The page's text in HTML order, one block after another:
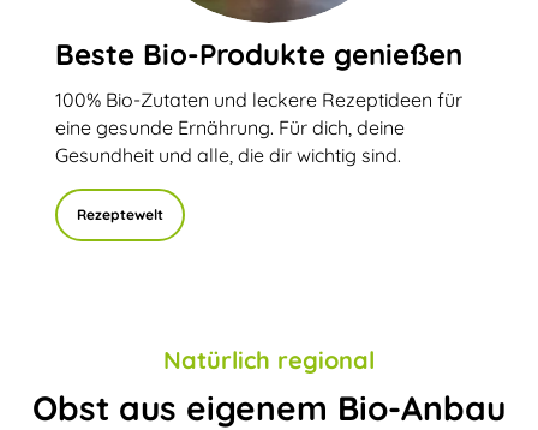
Beste Bio-Produkte genießen
100% Bio-Zutaten und leckere Rezeptideen für
eine gesunde Ernährung. Für dich, deine
Gesundheit und alle, die dir wichtig sind.
Rezeptewelt
Natürlich regional
Obst aus eigenem Bio-Anbau